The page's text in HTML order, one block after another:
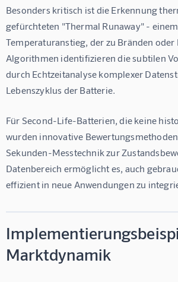
Besonders kritisch ist die Erkennung
gefürchteten "Thermal Runaway" -
Temperaturanstieg, der zu Bränden
Algorithmen identifizieren die subtilen
durch Echtzeitanalyse komplexer
Lebenszyklus der Batterie.
Für Second-Life-Batterien, die keine
wurden innovative
Sekunden-Messtechnik zur
Datenbereich ermöglicht es, auch
effizient in neue Anwendungen zu
Marktdynamik